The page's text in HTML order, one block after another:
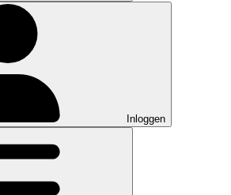
Inloggen